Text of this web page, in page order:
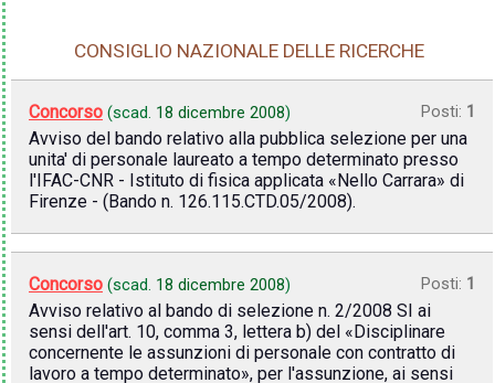
CONSIGLIO NAZIONALE DELLE RICERCHE
Concorso (scad. 18 dicembre 2008) Posti: 1
Avviso del bando relativo alla pubblica selezione per una
unita' di personale laureato a tempo determinato presso
l'IFAC-CNR - Istituto di fisica applicata «Nello Carrara» di
Firenze - (Bando n. 126.115.CTD.05/2008).
Concorso (scad. 18 dicembre 2008) Posti: 1
Avviso relativo al bando di selezione n. 2/2008 SI ai
sensi dell'art. 10, comma 3, lettera b) del «Disciplinare
concernente le assunzioni di personale con contratto di
lavoro a tempo determinato», per l'assunzione, ai sensi